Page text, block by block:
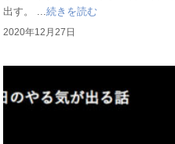
出す。 ...続きを読む
2020年12月27日